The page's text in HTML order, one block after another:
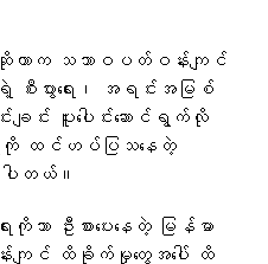
ာက သဘာဝပတ်ဝန်းကျင်
းပွားရေး၊ အရင်းအမြစ်
ပူးပေါင်းဆောင်ရွက်လို
ထင်ဟပ်ပြသနေတဲ့
ါတယ်။
သာ ဦးစားပေးနေတဲ့ မြန်မာ
ျင် ထိခိုက်မှုတွေအပေါ် ထိ